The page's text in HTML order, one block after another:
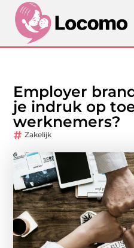
Employer
je indruk op
werknemers?
Zakelijk